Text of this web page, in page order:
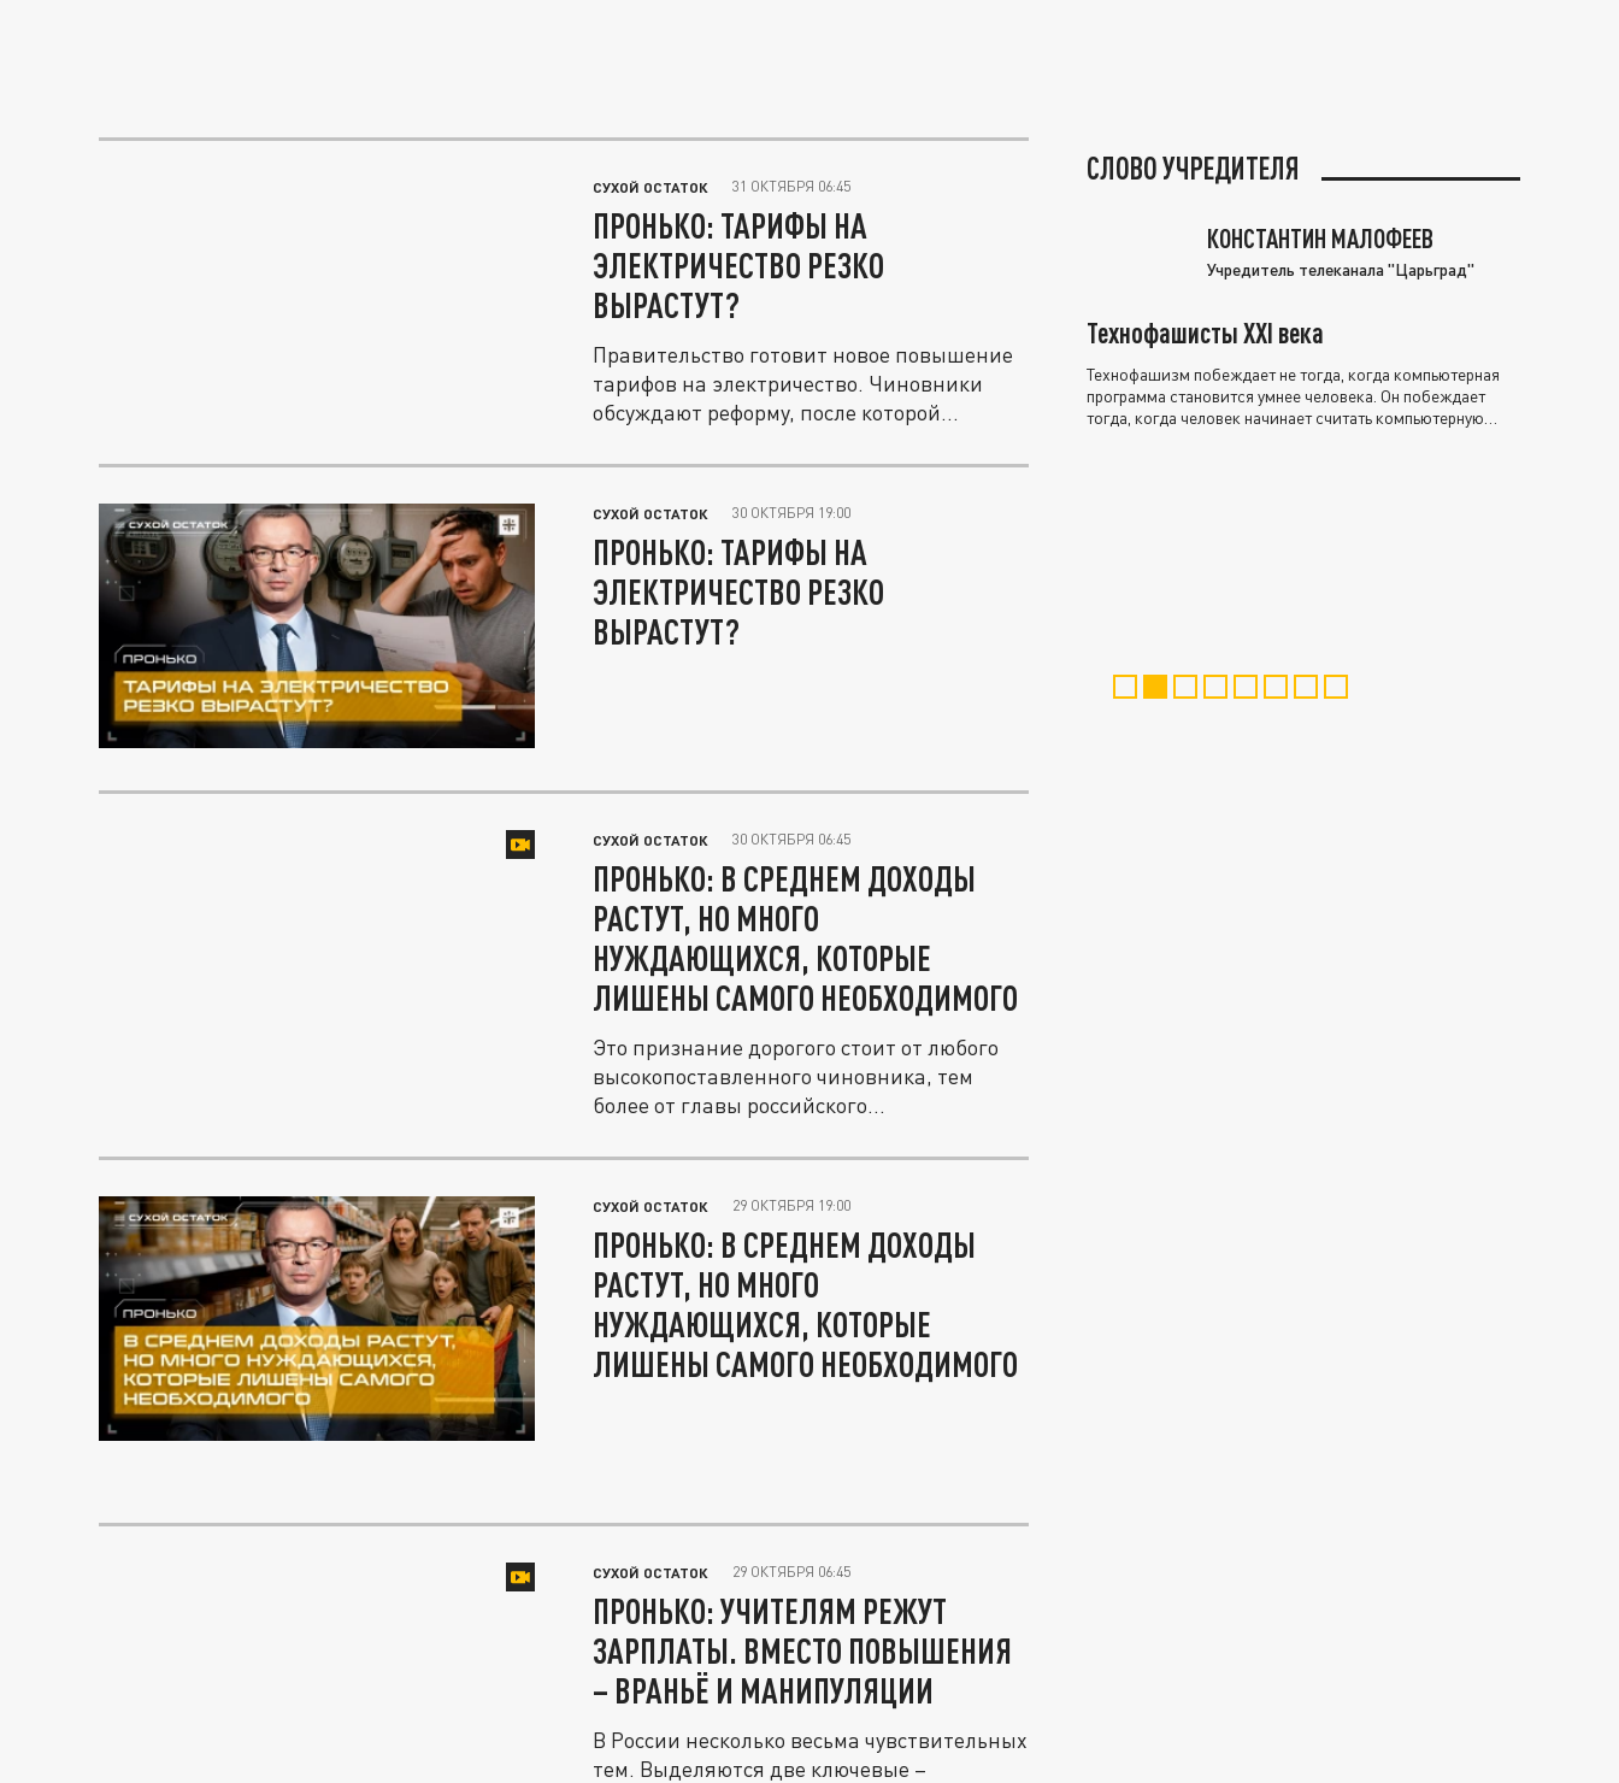
СУХОЙ ОСТАТОК 31 ОКТЯБРЯ 06:45
ПРОНЬКО: ТАРИФЫ НА
ЭЛЕКТРИЧЕСТВО РЕЗКО
ВЫРАСТУТ?
Правительство готовит новое повышение
тарифов на электричество. Чиновники
обсуждают реформу, после которой...
СУХОЙ ОСТАТОК 30 ОКТЯБРЯ 19:00
ПРОНЬКО: ТАРИФЫ НА
ЭЛЕКТРИЧЕСТВО РЕЗКО
ВЫРАСТУТ?
СУХОЙ ОСТАТОК 30 ОКТЯБРЯ 06:45
ПРОНЬКО: В СРЕДНЕМ ДОХОДЫ
РАСТУТ, НО МНОГО
НУЖДАЮЩИХСЯ, КОТОРЫЕ
ЛИШЕНЫ САМОГО НЕОБХОДИМОГО
Это признание дорогого стоит от любого
высокопоставленного чиновника, тем
более от главы российского...
СУХОЙ ОСТАТОК 29 ОКТЯБРЯ 19:00
ПРОНЬКО: В СРЕДНЕМ ДОХОДЫ
РАСТУТ, НО МНОГО
НУЖДАЮЩИХСЯ, КОТОРЫЕ
ЛИШЕНЫ САМОГО НЕОБХОДИМОГО
СУХОЙ ОСТАТОК 29 ОКТЯБРЯ 06:45
ПРОНЬКО: УЧИТЕЛЯМ РЕЖУТ
ЗАРПЛАТЫ. ВМЕСТО ПОВЫШЕНИЯ
– ВРАНЬЁ И МАНИПУЛЯЦИИ
В России несколько весьма чувствительных
тем. Выделяются две ключевые –
СЛОВО УЧРЕДИТЕЛЯ
КОНСТАНТИН МАЛОФЕЕВ
Учредитель телеканала "Царьград"
Технофашисты XXI века
Технофашизм побеждает не тогда, когда компьютерная
программа становится умнее человека. Он побеждает
тогда, когда человек начинает считать компьютерную